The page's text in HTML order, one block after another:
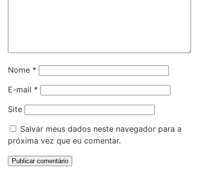
Nome *
E-mail *
Site
Salvar meus dados neste navegador para a
próxima vez que eu comentar.